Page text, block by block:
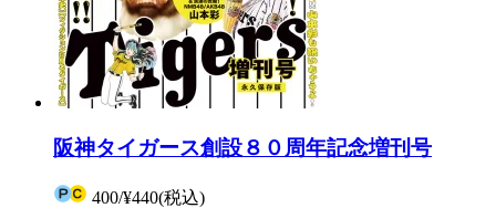
阪神タイガース創設８０周年記念増刊号
400/¥440(税込)